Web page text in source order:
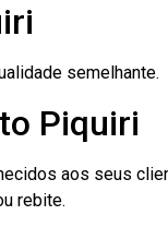
semelhante.
Piquiri
aos seus
rebite.